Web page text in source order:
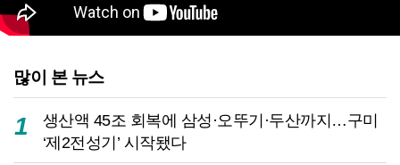
많이 본 뉴스
1
생산액 45조 회복에 삼성·오뚜기·두산까지…구미
‘제2전성기’ 시작됐다